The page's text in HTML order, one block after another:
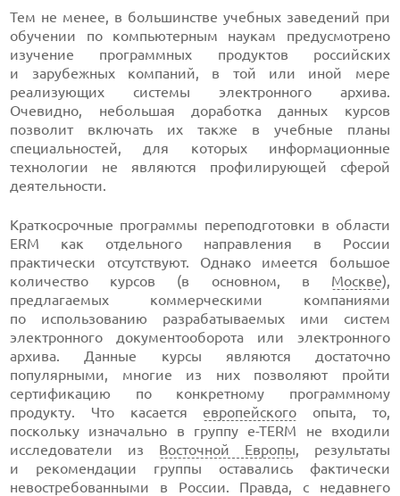
Тем не менее, в большинстве учебных заведений при
обучении по компьютерным наукам предусмотрено
изучение программных продуктов российских
и зарубежных компаний, в той или иной мере
реализующих системы электронного архива.
Очевидно, небольшая доработка данных курсов
позволит включать их также в учебные планы
специальностей, для которых информационные
технологии не являются профилирующей сферой
деятельности.
Краткосрочные программы переподготовки в области
ERM как отдельного направления в России
практически отсутствуют. Однако имеется большое
количество курсов (в основном, в Москве),
предлагаемых коммерческими компаниями
по использованию разрабатываемых ими систем
электронного документооборота или электронного
архива. Данные курсы являются достаточно
популярными, многие из них позволяют пройти
сертификацию по конкретному программному
продукту. Что касается европейского опыта, то,
поскольку изначально в группу e-TERM не входили
исследователи из Восточной Европы, результаты
и рекомендации группы оставались фактически
невостребованными в России. Правда, с недавнего